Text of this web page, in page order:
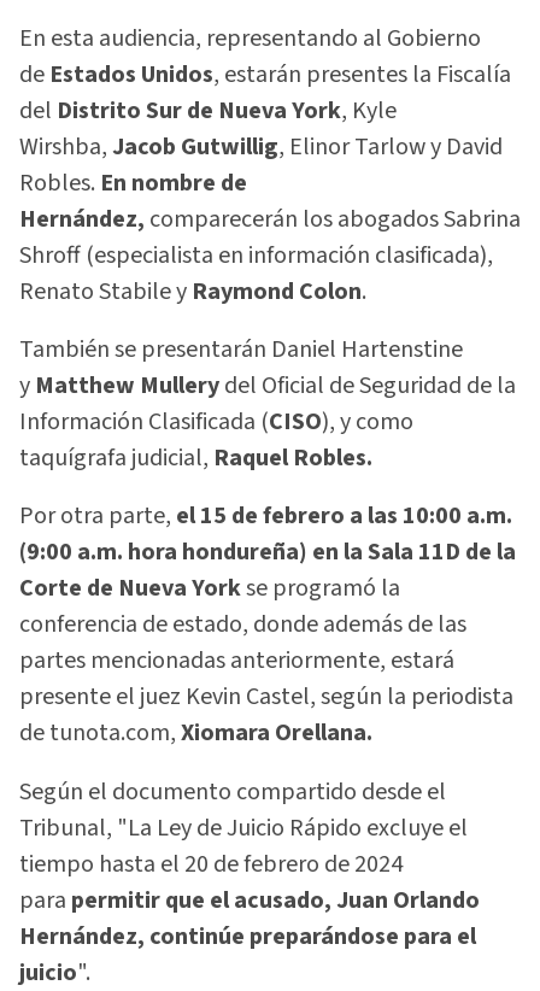
En esta audiencia, representando al Gobierno
de Estados Unidos, estarán presentes la Fiscalía
del Distrito Sur de Nueva York, Kyle
Wirshba,Jacob Gutwillig, Elinor Tarlow y David
Robles. En nombre de
Hernández, comparecerán los abogados Sabrina
Shroff (especialista en información clasificada),
Renato Stabile y Raymond Colon.
También se presentarán Daniel Hartenstine
y Matthew Mullerydel Oficial de Seguridad de la
Información Clasificada (CISO), y como
taquígrafa judicial, Raquel Robles.
Por otra parte, el 15 de febrero a las 10:00 a.m.
(9:00 a.m. hora hondureña) en la Sala 11D de la
Corte de Nueva Yorkse programó la
conferencia de estado, donde además de las
partes mencionadas anteriormente, estará
presente el juez Kevin Castel, según la periodista
de tunota.com,Xiomara Orellana.
Según el documento compartido desde el
Tribunal, "La Ley de Juicio Rápido excluye el
tiempo hasta el 20 de febrero de 2024
para permitir que el acusado, Juan Orlando
Hernández, continúe preparándose para el
juicio".